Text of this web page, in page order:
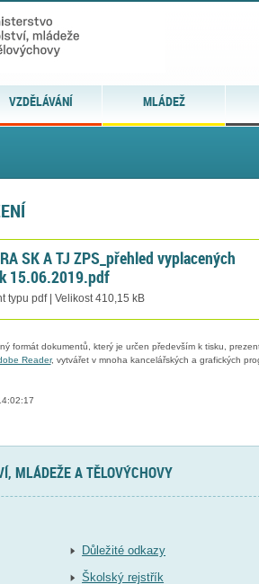
VZDĚLÁVÁNÍ MLÁDEŽ
SK A TJ ZPS_přehled vyplacených
15.06.2019.pdf
typu pdf | Velikost 410,15 kB
formát dokumentů, který je určen především k tisku,
Reader, vytvářet v mnoha kancelářských a grafických
MLÁDEŽE A TĚLOVÝCHOVY
Důležité odkazy
Školský rejstřík